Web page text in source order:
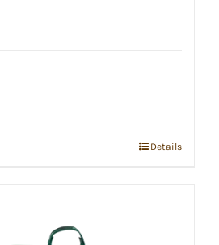
Details